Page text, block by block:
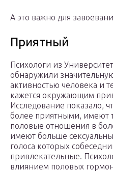
А это важно для
Приятный
Психологи из
обнаружили
активностью человека и
кажется окружающим
Исследование показало,
более приятными, имеют
половые отношения в
имеют больше
голоса которых
привлекательные.
влиянием половых